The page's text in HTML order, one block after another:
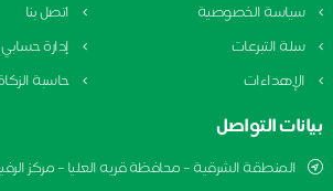
الخصوصية
اتصل بنا
التبرعات
إدارة حسابي
حاسبة الزكاة
التواصل
المنطقة الشرقية – محافظة قريه العليا – مركز الرفيعة